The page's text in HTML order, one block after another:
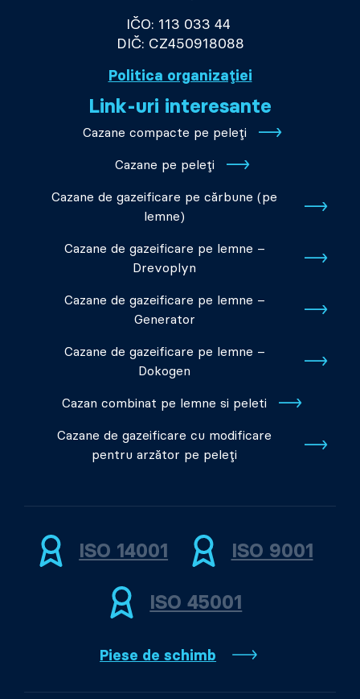
IČO: 113 033 44
DIČ: CZ450918088
Politica organizației
Link-uri interesante
Cazane compacte pe peleți
Cazane pe peleți
Cazane de gazeificare pe cărbune (pe
lemne)
Cazane de gazeificare pe lemne –
Drevoplyn
Cazane de gazeificare pe lemne –
Generator
Cazane de gazeificare pe lemne –
Dokogen
Cazan combinat pe lemne si peleti
Cazane de gazeificare cu modificare
pentru arzător pe peleți
ISO 14001 ISO 9001
ISO 45001
Piese de schimb